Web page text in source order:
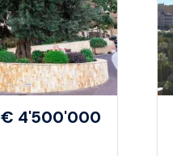
€ 4'500'000